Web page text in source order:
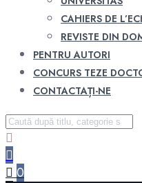
CAHIERS DE
REVISTE DIN
PENTRU AUTORI
CONCURS TEZE
CONTACTAȚI-NE
0